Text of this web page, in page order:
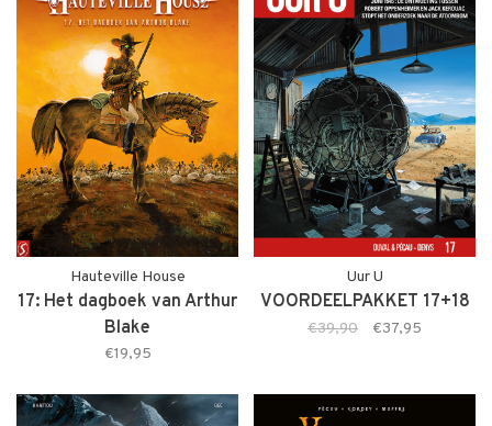
Hauteville House
17: Het dagboek van Arthur
Blake
€19,95
Uur U
VOORDEELPAKKET 17+18
€39,90 €37,95